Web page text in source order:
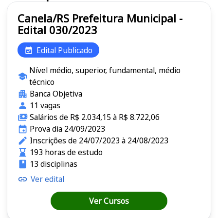
Canela/RS Prefeitura Municipal -
Edital 030/2023
Edital Publicado
Nível médio, superior, fundamental, médio
técnico
Banca Objetiva
11 vagas
Salários de R$ 2.034,15 à R$ 8.722,06
Prova dia 24/09/2023
Inscrições de 24/07/2023 à 24/08/2023
193 horas de estudo
13 disciplinas
Ver edital
Ver Cursos